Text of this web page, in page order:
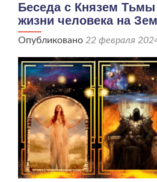
Беседа с Князем
жизни человека на
Опубликовано 22 февраля